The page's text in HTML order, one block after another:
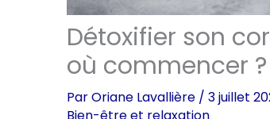
Détoxifier son
où commencer ?
ParOriane Lavallière / 3 juillet